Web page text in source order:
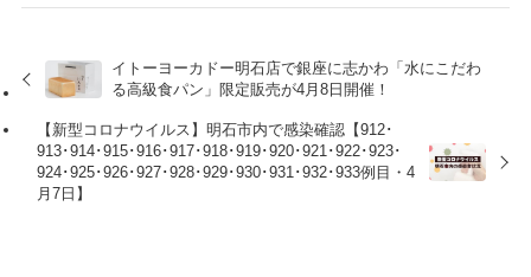
イトーヨーカドー明石店で銀座に志かわ「水にこだわ
る高級食パン」限定販売が4月8日開催！
【新型コロナウイルス】明石市内で感染確認【912･
913･914･915･916･917･918･919･920･921･922･923･
924･925･926･927･928･929･930･931･932･933例目・4
月7日】